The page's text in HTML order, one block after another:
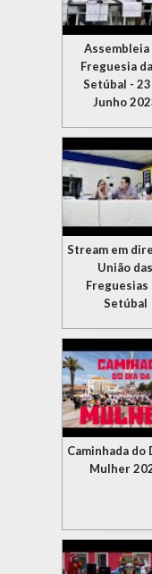
Assembleia
Freguesia
Setúbal -
Junho
Stream em
União das
Freguesias
Setúbal
Caminhada do
Mulher